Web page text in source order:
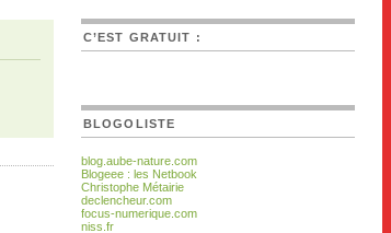
C’EST GRATUIT :
BLOGOLISTE
blog.aube-nature.com
Blogeee : les Netbook
Christophe Métairie
declencheur.com
focus-numerique.com
niss.fr